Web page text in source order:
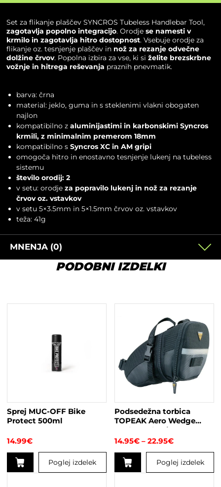
Set za flikanje plaščev SYNCROS Tubeless Handlebar Tool,
zagotavlja popolno integracijo. Orodjese namesti v
krmilo in zagotavlja hitro dostopnost. Vsebuje orodje za
flikanje oz. tesnjenje plaščev in nož za rezanje odvečne
dolžine črvov. Popolna izbira za vse, ki si želite brezskrbne
vožnje in hitrega reševanja praznih pnevmatik.
barva: črna
material: jeklo, guma in s steklenimi vlakni obogaten
najlon
kompatibilno z aluminijastimi in karbonskimi Syncros
krmili, z minimalnim premerom 18mm
kompatibilno s Syncros XC in AM gripi
omogoča hitro in enostavno tesnjenje lukenj na tubeless
sistemu
število orodij: 2
v setu: orodje za popravilo lukenj in nož za rezanje
črvov oz. vstavkov
v setu 5×3.5mm in 5×1.5mm črvov oz. vstavkov
teža: 41g
MNENJA (0)
PODOBNI IZDELKI
Sprej MUC-OFF Bike
Protect 500ml
14.99€
Poglej izdelek
Podsedežna torbica
TOPEAK Aero Wedge
Pack s trakovi
14.95€ – 22.95€Cenovni
od
14.95€
do
Poglej izdelek